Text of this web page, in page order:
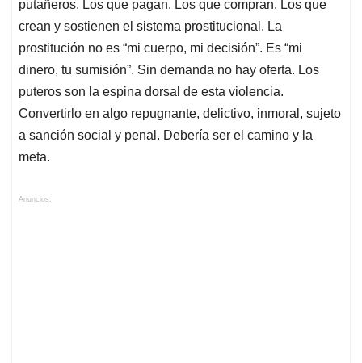
putañeros. Los que pagan. Los que compran. Los que
crean y sostienen el sistema prostitucional. La
prostitución no es “mi cuerpo, mi decisión”. Es “mi
dinero, tu sumisión”. Sin demanda no hay oferta. Los
puteros son la espina dorsal de esta violencia.
Convertirlo en algo repugnante, delictivo, inmoral, sujeto
a sanción social y penal. Debería ser el camino y la
meta.
Anuncios.